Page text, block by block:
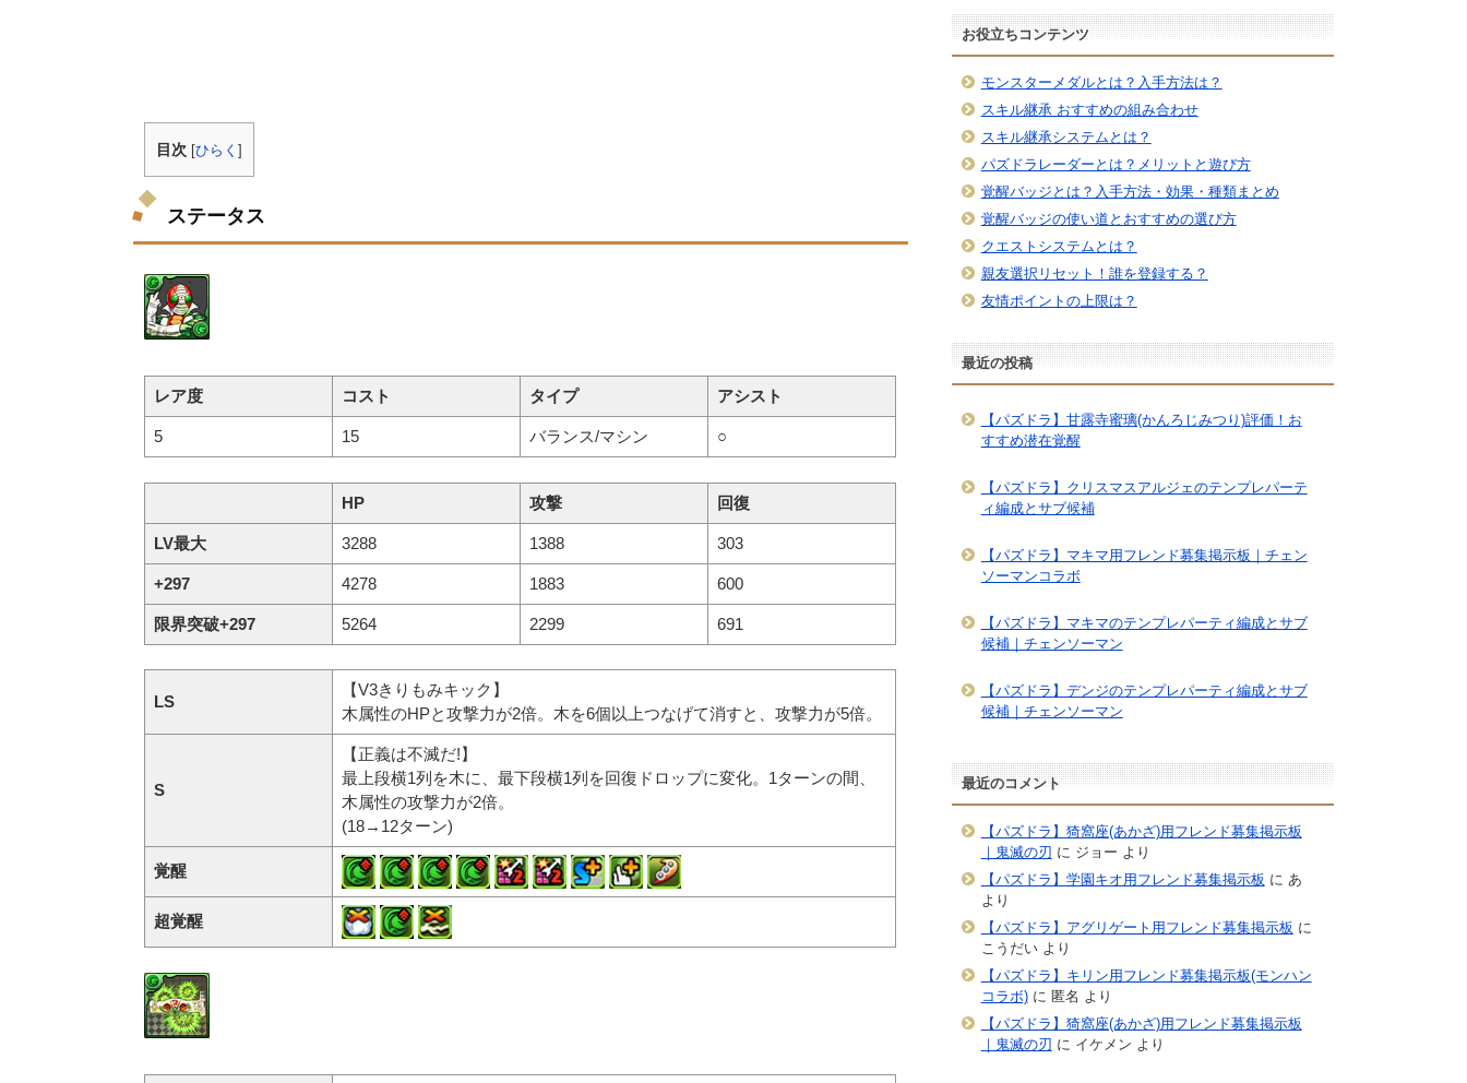
目次 [ひらく ]
ステータス
レア度 コスト タイプ アシスト
5 15 バランス/マシン ○
HP 攻撃 回復
LV最大 3288 1388 303
+297 4278 1883 600
限界突破+297 5264 2299 691
LS
【V3きりもみキック】
木属性のHPと攻撃力が2倍。木を6個以上つなげて消すと、攻撃力が5倍。
S
【正義は不滅だ!】
最上段横1列を木に、最下段横1列を回復ドロップに変化。1ターンの間、
木属性の攻撃力が2倍。
(18→12ターン)
覚醒
超覚醒
お役立ちコンテンツ
モンスターメダルとは？入手方法は？
スキル継承 おすすめの組み合わせ
スキル継承システムとは？
パズドラレーダーとは？メリットと遊び方
覚醒バッジとは？入手方法・効果・種類まとめ
覚醒バッジの使い道とおすすめの選び方
クエストシステムとは？
親友選択リセット！誰を登録する？
友情ポイントの上限は？
最近の投稿
【パズドラ】甘露寺蜜璃(かんろじみつり)評価！お
すすめ潜在覚醒
【パズドラ】クリスマスアルジェのテンプレパーテ
ィ編成とサブ候補
【パズドラ】マキマ用フレンド募集掲示板｜チェン
ソーマンコラボ
【パズドラ】マキマのテンプレパーティ編成とサブ
候補｜チェンソーマン
【パズドラ】デンジのテンプレパーティ編成とサブ
候補｜チェンソーマン
最近のコメント
【パズドラ】猗窩座(あかざ)用フレンド募集掲示板
｜鬼滅の刃 に ジョー より
【パズドラ】学園キオ用フレンド募集掲示板 に あ
より
【パズドラ】アグリゲート用フレンド募集掲示板 に
こうだいより
【パズドラ】キリン用フレンド募集掲示板(モンハン
コラボ)に 匿名 より
【パズドラ】猗窩座(あかざ)用フレンド募集掲示板
｜鬼滅の刃 に イケメン より